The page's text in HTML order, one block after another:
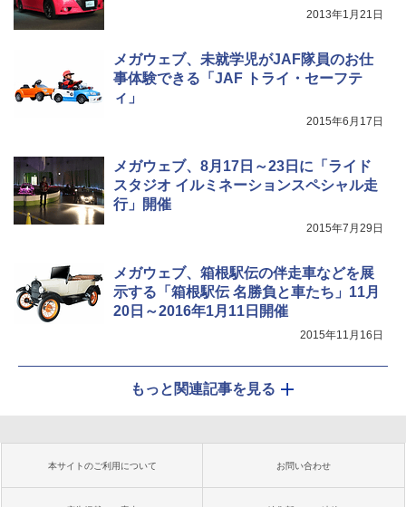
2013年1月21日
メガウェブ、未就学児がJAF隊員のお仕
事体験できる「JAF トライ・セーフテ
ィ」
2015年6月17日
メガウェブ、8月17日～23日に「ライド
スタジオ イルミネーションスペシャル走
行」開催
2015年7月29日
メガウェブ、箱根駅伝の伴走車などを展
示する「箱根駅伝 名勝負と車たち」11月
20日～2016年1月11日開催
2015年11月16日
もっと関連記事を見る
本サイトのご利用について お問い合わせ